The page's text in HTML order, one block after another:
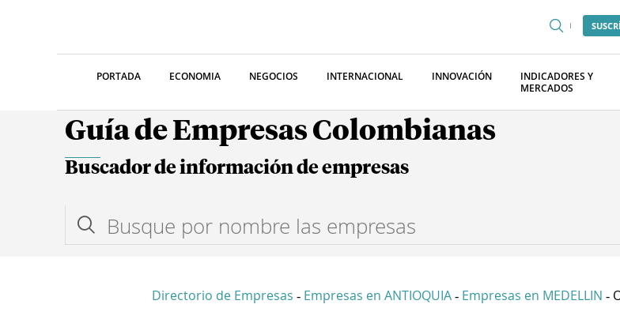
PORTADA ECONOMIA NEGOCIOS INTERNACIONAL INNOVACIÓN
INDICADORES Y
MERCADOS
Guía de Empresas Colombianas
Buscador de información de empresas
Directorio de Empresas - Empresas en ANTIOQUIA - Empresas en MEDELLIN -